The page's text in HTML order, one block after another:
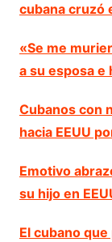
cubana cruzó
«Se me
a su esposa e
Cubanos con
hacia EEUU
Emotivo
su hijo en
El cubano